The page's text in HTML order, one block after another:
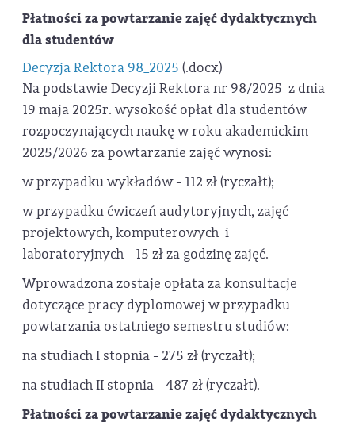
Płatności za powtarzanie zajęć dydaktycznych
dla studentów
Decyzja Rektora 98_2025 (.docx)
Na podstawie Decyzji Rektora nr 98/2025 z dnia
19 maja 2025r. wysokość opłat dla studentów
rozpoczynających naukę w roku akademickim
2025/2026 za powtarzanie zajęć wynosi:
w przypadku wykładów - 112 zł (ryczałt);
w przypadku ćwiczeń audytoryjnych, zajęć
projektowych, komputerowych i
laboratoryjnych - 15 zł za godzinę zajęć.
Wprowadzona zostaje opłata za konsultacje
dotyczące pracy dyplomowej w przypadku
powtarzania ostatniego semestru studiów:
na studiach I stopnia - 275 zł (ryczałt);
na studiach II stopnia - 487 zł (ryczałt).
Płatności za powtarzanie zajęć dydaktycznych